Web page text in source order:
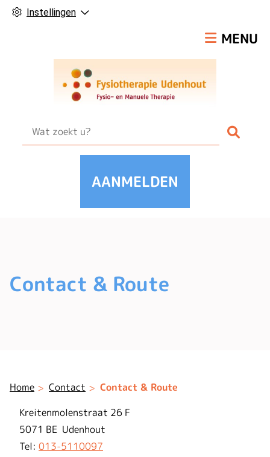
Instellingen
MENU
AANMELDEN
Home Contact Contact & Route
Contact & Route
Kreitenmolenstraat 26 F
5071 BE Udenhout
Tel: 013-5110097